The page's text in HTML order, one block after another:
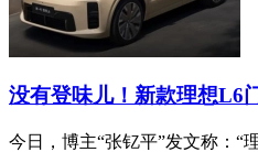
没有登味儿！新款理想L6
今日，博主“张钇平”发文称：“